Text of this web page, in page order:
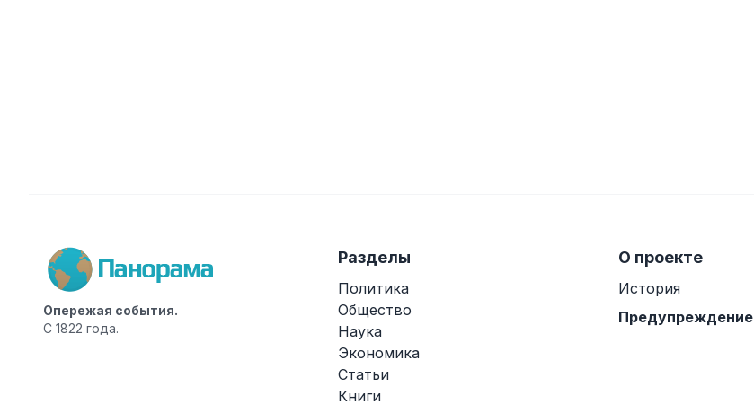
Опережая события.
С 1822 года.
Разделы
Политика
Общество
Наука
Экономика
Статьи
Книги
О проекте
История
Предупреждение